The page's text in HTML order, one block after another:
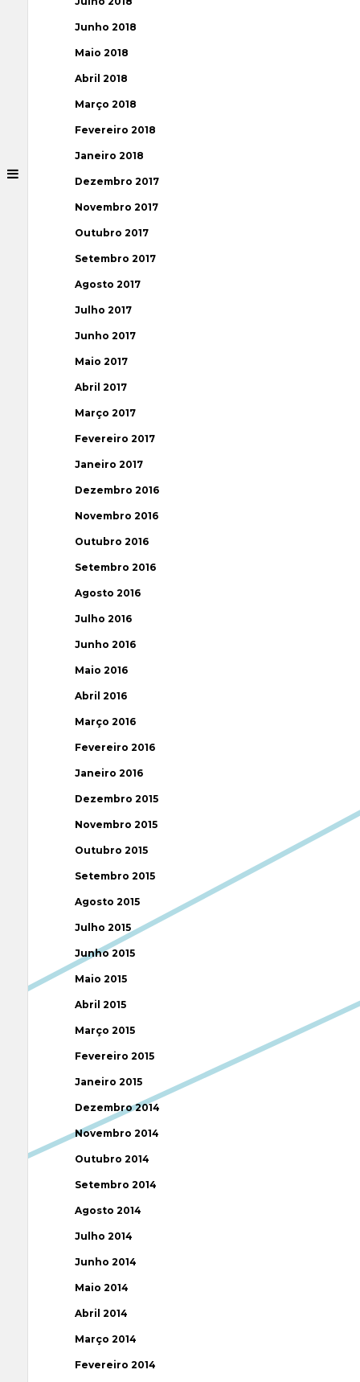
Junho 2018
Maio 2018
Abril 2018
Março 2018
Fevereiro 2018
Janeiro 2018
Dezembro 2017
Novembro 2017
Outubro 2017
Setembro 2017
Agosto 2017
Julho 2017
Junho 2017
Maio 2017
Abril 2017
Março 2017
Fevereiro 2017
Janeiro 2017
Dezembro 2016
Novembro 2016
Outubro 2016
Setembro 2016
Agosto 2016
Julho 2016
Junho 2016
Maio 2016
Abril 2016
Março 2016
Fevereiro 2016
Janeiro 2016
Dezembro 2015
Novembro 2015
Outubro 2015
Setembro 2015
Agosto 2015
Julho 2015
Junho 2015
Maio 2015
Abril 2015
Março 2015
Fevereiro 2015
Janeiro 2015
Dezembro 2014
Novembro 2014
Outubro 2014
Setembro 2014
Agosto 2014
Julho 2014
Junho 2014
Maio 2014
Abril 2014
Março 2014
Fevereiro 2014